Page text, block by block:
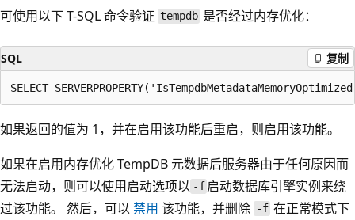
可使用以下 T-SQL 命令验证 tempdb 是否经过内存优化：
SQL 复制
如果返回的值为 1，并在启用该功能后重启，则启用该功能。
如果在启用内存优化 TempDB 元数据后服务器由于任何原因而
无法启动，则可以使用启动选项以 -f 启动数据库引擎实例来绕
过该功能。 然后，可以 禁用 该功能，并删除 -f 在正常模式下